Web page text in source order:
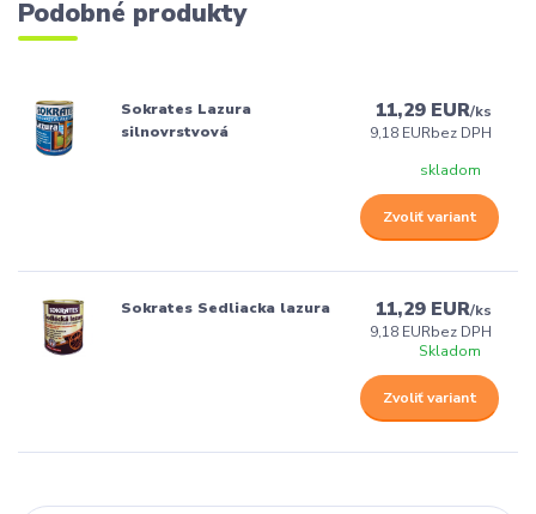
Podobné produkty
Sokrates Lazura
silnovrstvová
11,29 EUR/ks
9,18 EURbez DPH
skladom
Zvoliť variant
Sokrates Sedliacka lazura 11,29 EUR/ks
9,18 EURbez DPH
Skladom
Zvoliť variant